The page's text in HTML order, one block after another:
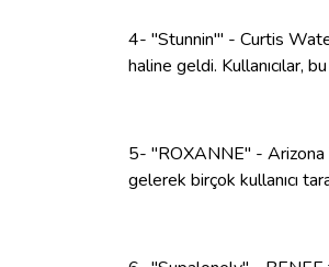
4- "Stunnin'" - Curtis
haline geldi. Kullanıcılar,
5- "ROXANNE" - Arizona
gelerek birçok kullanıcı